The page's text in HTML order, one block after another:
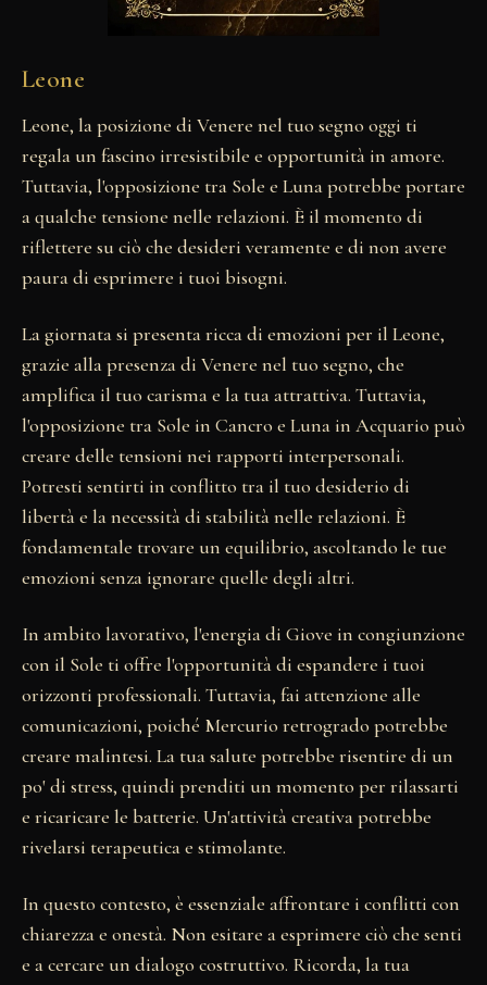
Leone
Leone, la posizione di Venere nel tuo segno oggi ti
regala un fascino irresistibile e opportunità in amore.
Tuttavia, l'opposizione tra Sole e Luna potrebbe portare
a qualche tensione nelle relazioni. È il momento di
riflettere su ciò che desideri veramente e di non avere
paura di esprimere i tuoi bisogni.
La giornata si presenta ricca di emozioni per il Leone,
grazie alla presenza di Venere nel tuo segno, che
amplifica il tuo carisma e la tua attrattiva. Tuttavia,
l'opposizione tra Sole in Cancro e Luna in Acquario può
creare delle tensioni nei rapporti interpersonali.
Potresti sentirti in conflitto tra il tuo desiderio di
libertà e la necessità di stabilità nelle relazioni. È
fondamentale trovare un equilibrio, ascoltando le tue
emozioni senza ignorare quelle degli altri.
In ambito lavorativo, l'energia di Giove in congiunzione
con il Sole ti offre l'opportunità di espandere i tuoi
orizzonti professionali. Tuttavia, fai attenzione alle
comunicazioni, poiché Mercurio retrogrado potrebbe
creare malintesi. La tua salute potrebbe risentire di un
po' di stress, quindi prenditi un momento per rilassarti
e ricaricare le batterie. Un'attività creativa potrebbe
rivelarsi terapeutica e stimolante.
In questo contesto, è essenziale affrontare i conflitti con
chiarezza e onestà. Non esitare a esprimere ciò che senti
e a cercare un dialogo costruttivo. Ricorda, la tua